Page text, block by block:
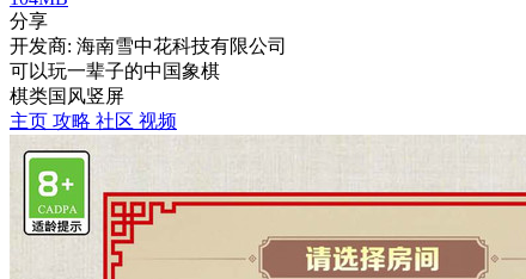
分享
开发商: 海南雪中花科技有限公司
可以玩一辈子的中国象棋
棋类国风竖屏
主页 攻略 社区 视频